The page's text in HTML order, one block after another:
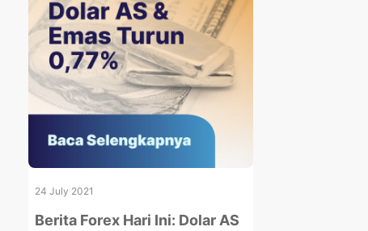
24 July 2021
Berita Forex Hari Ini: Dolar AS